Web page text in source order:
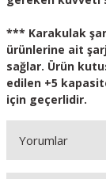
*** Karakulak
ürünlerine ait
sağlar. Ürün
edilen +5
için geçerlidir.
Yorumlar